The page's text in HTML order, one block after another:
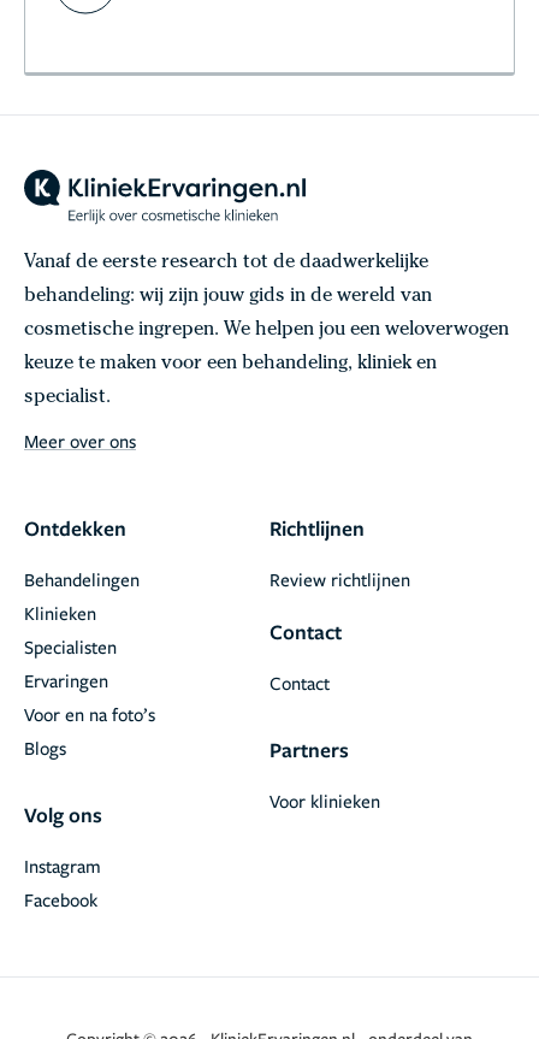
Vanaf de eerste research tot de daadwerkelijke
behandeling: wij zijn jouw gids in de wereld van
cosmetische ingrepen. We helpen jou een weloverwogen
keuze te maken voor een behandeling, kliniek en
specialist.
Meer over ons
Ontdekken
Behandelingen
Klinieken
Specialisten
Ervaringen
Voor en na foto’s
Blogs
Volg ons
Facebook
Instagram
Richtlijnen
Review richtlijnen
Contact
Contact
Partners
Voor klinieken